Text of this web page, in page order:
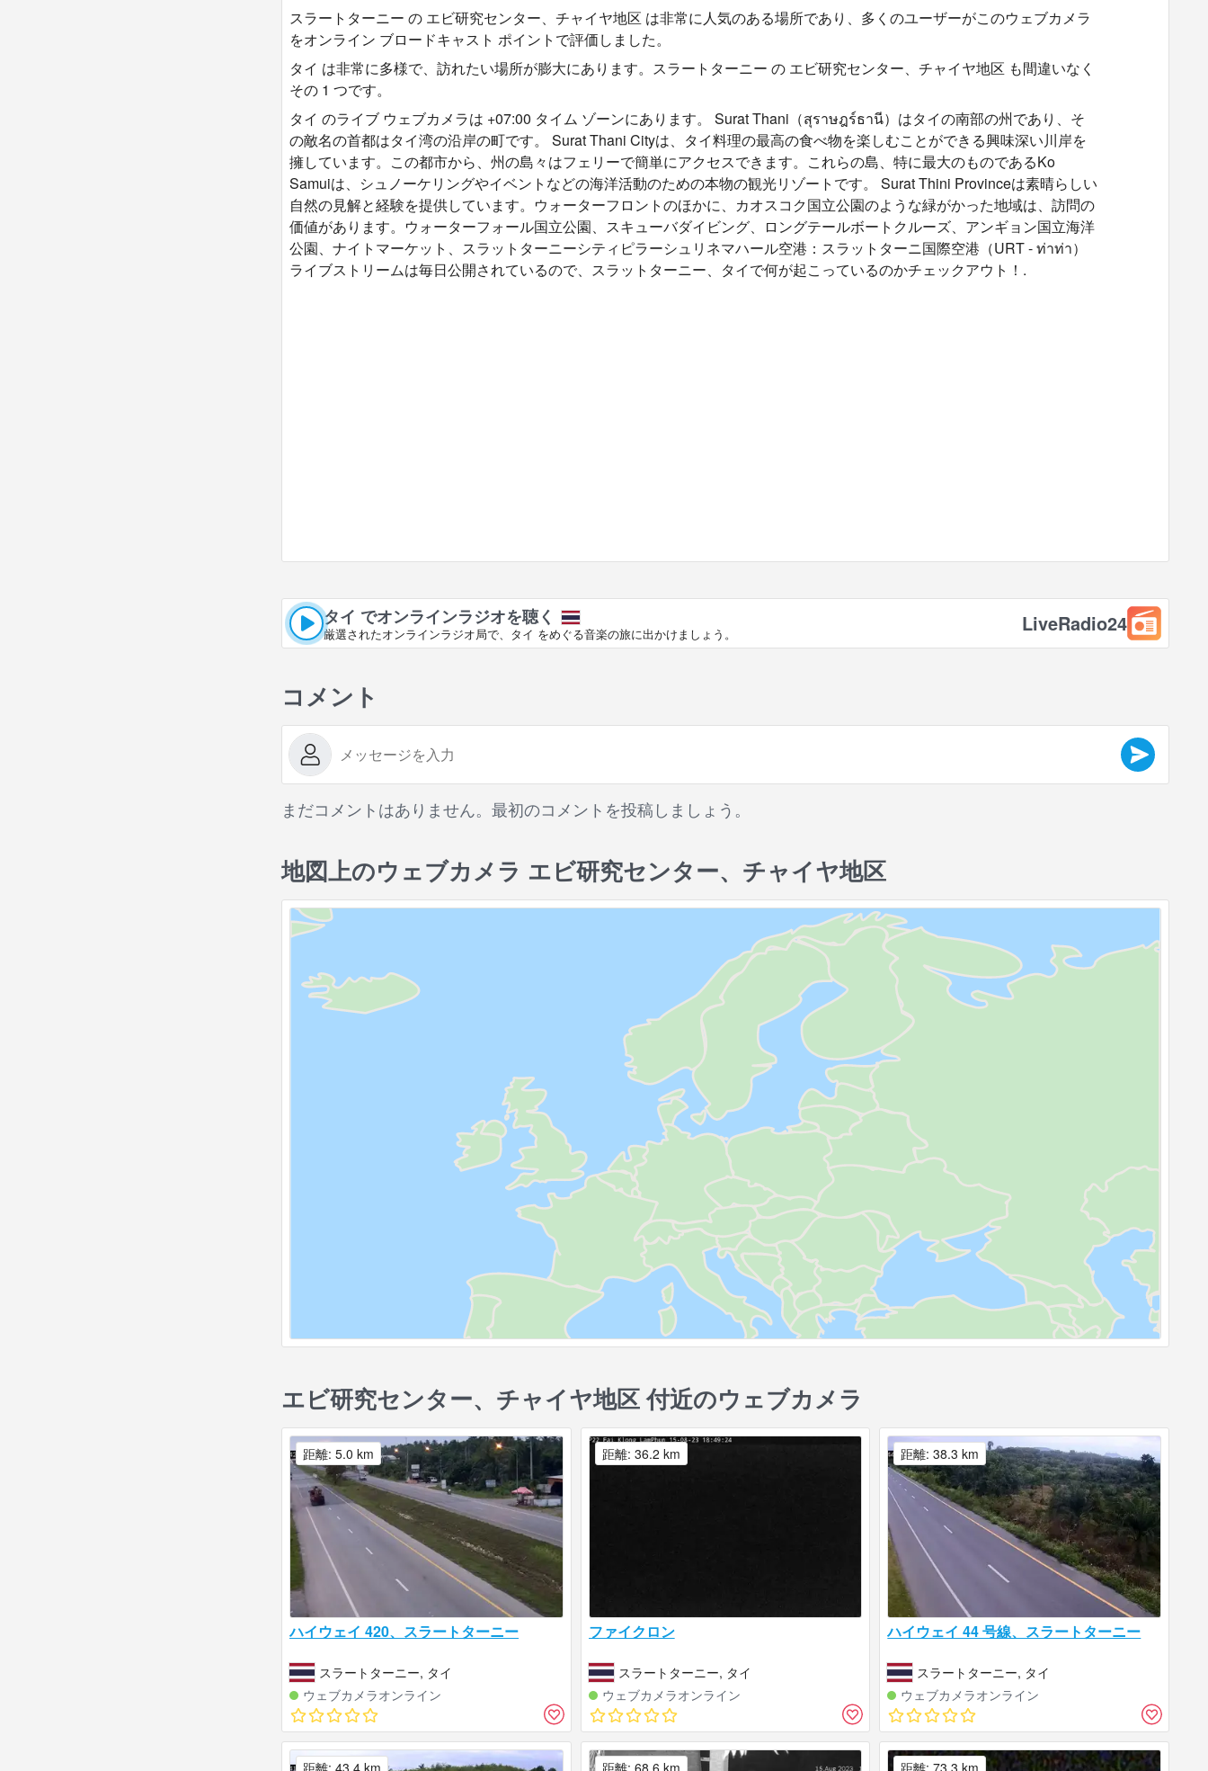
スラートターニー の エビ研究センター、チャイヤ地区 は非常に人気のある場所であり、多くのユーザーがこのウェブカメラ
をオンライン ブロードキャスト ポイントで評価しました。
タイ は非常に多様で、訪れたい場所が膨大にあります。スラートターニー の エビ研究センター、チャイヤ地区 も間違いなく
その 1 つです。
タイ のライブ ウェブカメラは +07:00 タイム ゾーンにあります。 Surat Thani（สุราษฎร์ธานี）はタイの南部の州であり、そ
の敵名の首都はタイ湾の沿岸の町です。 Surat Thani Cityは、タイ料理の最高の食べ物を楽しむことができる興味深い川岸を
擁しています。この都市から、州の島々はフェリーで簡単にアクセスできます。これらの島、特に最大のものであるKo
Samuiは、シュノーケリングやイベントなどの海洋活動のための本物の観光リゾートです。 Surat Thini Provinceは素晴らしい
自然の見解と経験を提供しています。ウォーターフロントのほかに、カオスコク国立公園のような緑がかった地域は、訪問の
価値があります。ウォーターフォール国立公園、スキューバダイビング、​​ロングテールボートクルーズ、アンギョン国立海洋
公園、ナイトマーケット、スラットターニーシティピラーシュリネマハール空港：スラットターニ国際空港（URT - ท่าท่า）
ライブストリームは毎日公開されているので、スラットターニー、タイで何が起こっているのかチェックアウト！.
タイ でオンラインラジオを聴く
厳選されたオンラインラジオ局で、タイ をめぐる音楽の旅に出かけましょう。 LiveRadio24
コメント
まだコメントはありません。最初のコメントを投稿しましょう。
地図上のウェブカメラ エビ研究センター、チャイヤ地区
エビ研究センター、チャイヤ地区 付近のウェブカメラ
ハイウェイ 420、スラートターニー
スラートターニー, タイ
ウェブカメラオンライン
距離: 5.0 km
ファイクロン
スラートターニー, タイ
ウェブカメラオンライン
距離: 36.2 km
ハイウェイ 44 号線、スラートターニー
スラートターニー, タイ
ウェブカメラオンライン
距離: 38.3 km